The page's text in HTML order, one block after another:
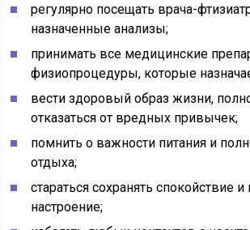
регулярно посещать врача-
назначенные анализы;
принимать все медицинские
физиопроцедуры, которые
вести здоровый образ жизни,
отказаться от вредных привычек;
помнить о важности питания и
отдыха;
стараться сохранять спокойствие
настроение;